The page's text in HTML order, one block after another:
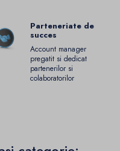
Parteneriate de
succes
Account manager
pregatit si dedicat
partenerilor si
colaboratorilor